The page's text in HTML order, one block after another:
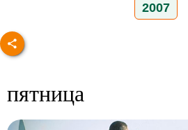
2007
пятница